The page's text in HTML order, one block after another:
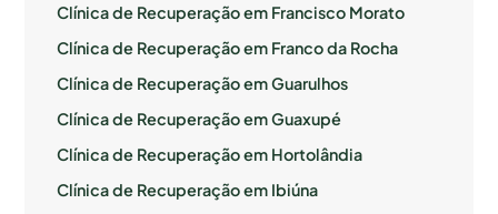
Clínica de Recuperação em Francisco Morato
Clínica de Recuperação em Franco da Rocha
Clínica de Recuperação em Guarulhos
Clínica de Recuperação em Guaxupé
Clínica de Recuperação em Hortolândia
Clínica de Recuperação em Ibiúna